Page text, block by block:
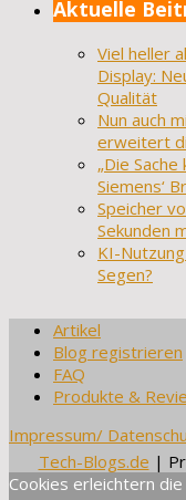
Aktuelle
Viel heller
Display:
Qualität
Nun auch
erweitert
„Die
Siemens‘
Speicher
Sekunden
KI-
Segen?
Artikel
Blog registrieren
FAQ
Produkte &
Impressum/
Tech-Blogs.de |
Cookies erleichtern